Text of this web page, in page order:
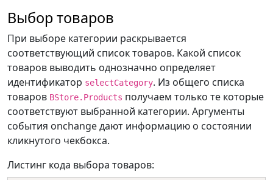
Выбор товаров
При выборе категории раскрывается
соответствующий список товаров. Какой список
товаров выводить однозначно определяет
идентификатор selectCategory. Из общего списка
товаров BStore.Products получаем только те которые
соответствуют выбранной категории. Аргументы
события onchange дают информацию о состоянии
кликнутого чекбокса.
Листинг кода выбора товаров: